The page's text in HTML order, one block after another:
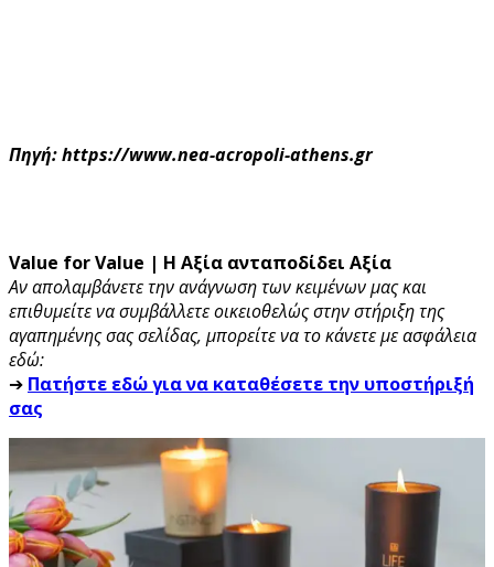
Πηγή: https://www.nea-acropoli-athens.gr
Value for Value | Η Αξία ανταποδίδει Αξία
Αν απολαμβάνετε την ανάγνωση των κειμένων μας και
επιθυμείτε να συμβάλλετε οικειοθελώς στην στήριξη της
αγαπημένης σας σελίδας, μπορείτε να το κάνετε με ασφάλεια
εδώ:
➔ Πατήστε εδώ για να καταθέσετε την υποστήριξή
σας